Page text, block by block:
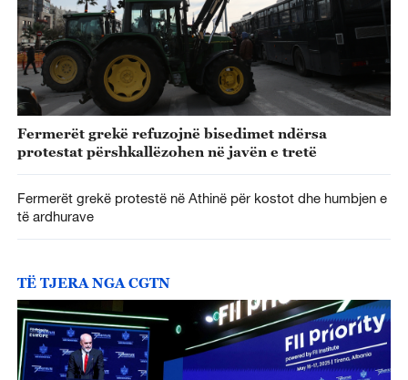
Fermerët grekë refuzojnë bisedimet ndërsa
protestat përshkallëzohen në javën e tretë
Fermerët grekë protestë në Athinë për kostot dhe humbjen e
të ardhurave
TË TJERA NGA CGTN